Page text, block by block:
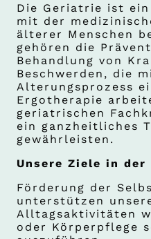
Die Geriatrie ist
mit der
älterer Menschen
gehören die
Behandlung von
Beschwerden, die
Alterungsprozess
Ergotherapie
geriatrischen
ein ganzheitliches
gewährleisten.
Unsere Ziele in der
Förderung der
unterstützen
Alltagsaktivitäten
oder Körperpflege